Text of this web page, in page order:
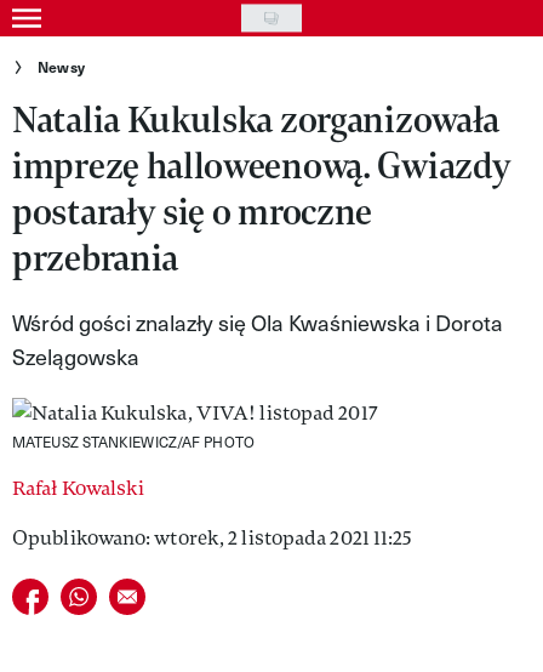
Skip
to
content
Gwiazdy
Ludzie
Moda
Uroda
Styl życia
Kultura
Wideo
Nasze akcje
Newsy
Natalia Kukulska zorganizowała
imprezę halloweenową. Gwiazdy
postarały się o mroczne
przebrania
Wśród gości znalazły się Ola Kwaśniewska i Dorota
Szelągowska
MATEUSZ STANKIEWICZ/AF PHOTO
Rafał Kowalski
Opublikowano: wtorek, 2 listopada 2021 11:25
Udostępnij na facebook
Udostępnij na whatsapp
E-mail do przyjaciela